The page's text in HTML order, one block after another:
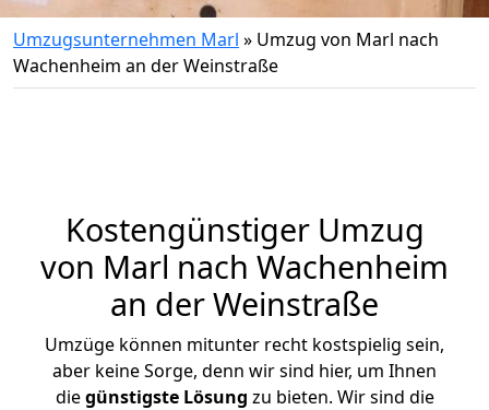
Umzugsunternehmen Marl » Umzug von Marl nach
Wachenheim an der Weinstraße
Kostengünstiger Umzug
von Marl nach Wachenheim
an der Weinstraße
Umzüge können mitunter recht kostspielig sein,
aber keine Sorge, denn wir sind hier, um Ihnen
diegünstigste Lösung zu bieten. Wir sind die